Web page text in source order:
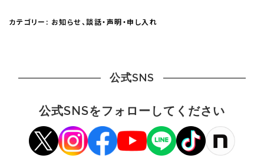
カテゴリー: お知らせ、談話・声明・申し入れ
公式SNS
公式SNSをフォローしてください